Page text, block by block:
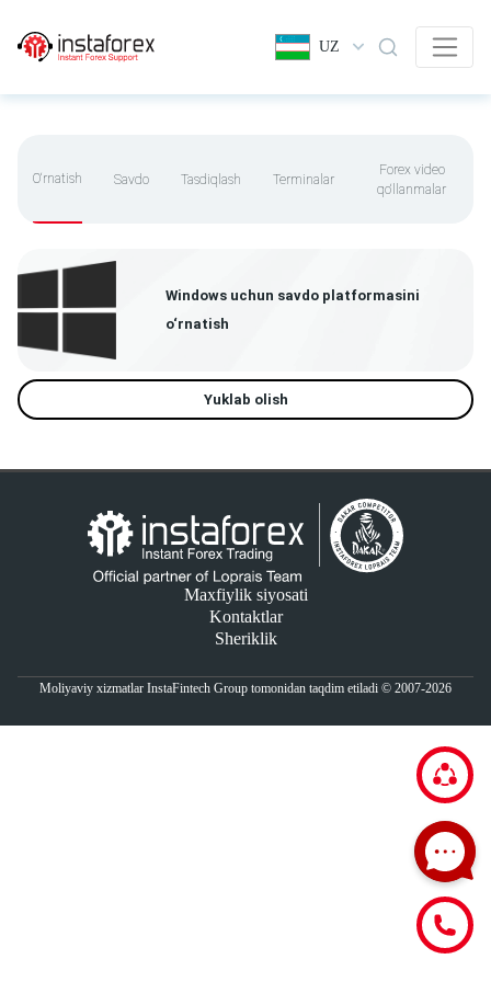
UZ
O‘rnatish Savdo Tasdiqlash Terminalar
Forex video
qo‘llanmalar
Windows uchun savdo platformasini
o‘rnatish
Yuklab olish
Maxfiylik siyosati
Kontaktlar
Sheriklik
Moliyaviy xizmatlar InstaFintech Group tomonidan taqdim etiladi © 2007-2026